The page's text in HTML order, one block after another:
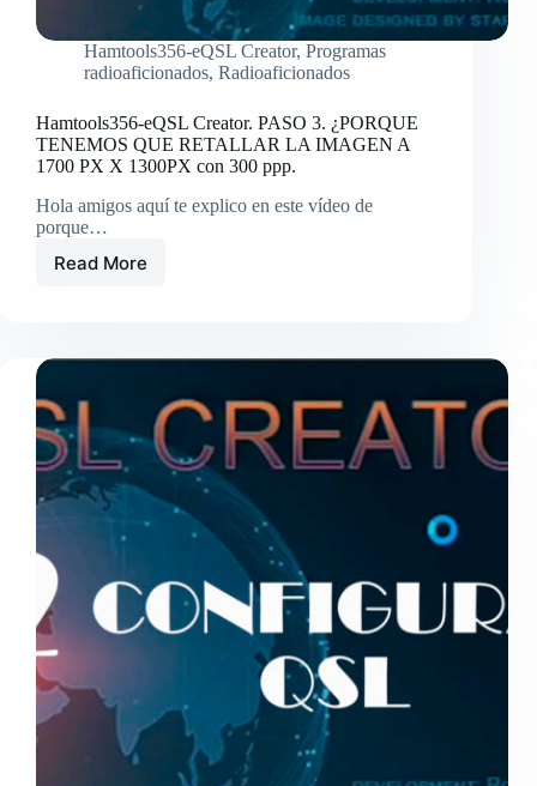
Hamtools356-eQSL Creator, Programas
radioaficionados, Radioaficionados
Hamtools356-eQSL Creator. PASO 3. ¿PORQUE
TENEMOS QUE RETALLAR LA IMAGEN A
1700 PX X 1300PX con 300 ppp.
Hola amigos aquí te explico en este vídeo de
porque…
Read MoreHamtools356-
3.
TENEMOS
QUE
RETALLAR
LA
IMAGEN
1700
X
1300PX
con